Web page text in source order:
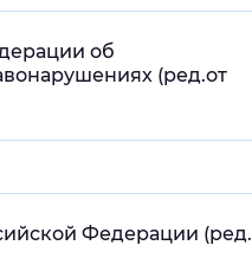
об
(ред.от
Федерации